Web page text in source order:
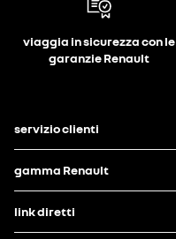
viaggia in sicurezza con le
garanzie Renault
servizio clienti
gamma Renault
link diretti